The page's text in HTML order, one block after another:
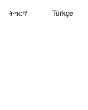
ትግርኛ Türkçe